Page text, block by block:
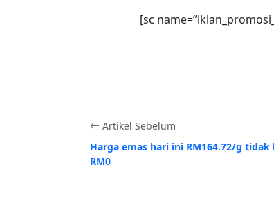
[sc
Artikel Sebelum
Harga emas hari ini RM164.72/g tidak
RM0